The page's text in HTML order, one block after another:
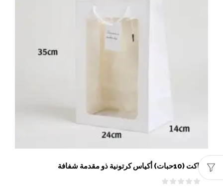
باكت (10حبات) أكياس كرتونية ذو مقدمة شفافة